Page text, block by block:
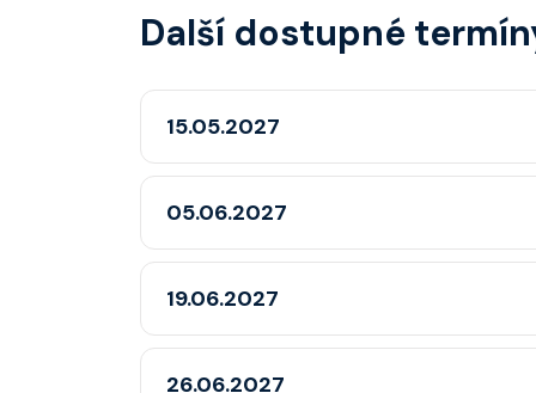
Další dostupné
15.05.2027
05.06.2027
19.06.2027
26.06.2027